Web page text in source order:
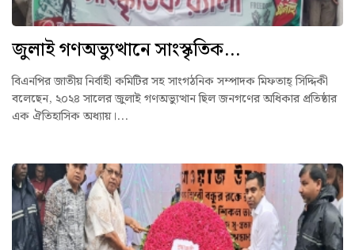
জুলাই গণঅভ্যুত্থানে সাংস্কৃতিক...
বিএনপির জাতীয় নির্বাহী কমিটির সহ সাংগঠনিক সম্পাদক মিফতাহ্ সিদ্দিকী
বলেছেন, ২০২৪ সালের জুলাই গণঅভ্যুত্থান ছিল জনগণের অধিকার প্রতিষ্ঠার
এক ঐতিহাসিক অধ্যায়।...